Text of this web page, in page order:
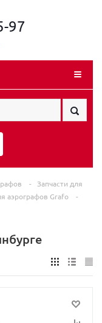
97
-
Запчасти для
аэрографов Grafo
-